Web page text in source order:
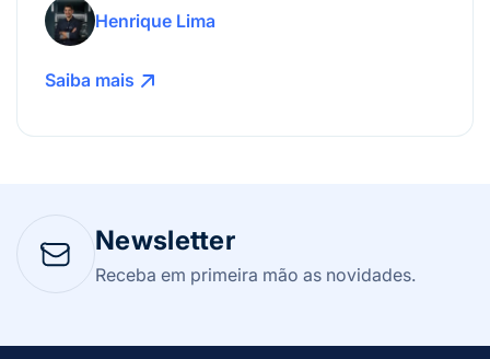
mais!
Henrique Lima
Saiba mais
Newsletter
Receba em primeira mão as novidades.